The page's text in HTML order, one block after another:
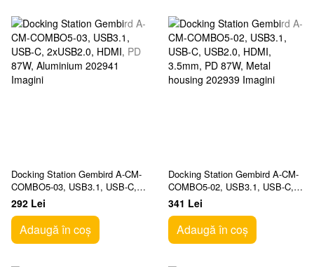
Docking Station Gembird A-CM-
COMBO5-03, USB3.1, USB-C,
2xUSB2.0, HDMI, PD 87W,
Aluminium
292 Lei
Adaugă în coș
Docking Station Gembird A-CM-
COMBO5-02, USB3.1, USB-C,
USB2.0, HDMI, 3.5mm, PD
87W, Metal housing
341 Lei
Adaugă în coș